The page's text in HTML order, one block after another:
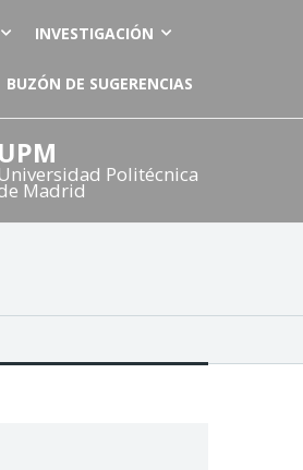
INVESTIGACIÓN
BUZÓN DE SUGERENCIAS
UPM
Politécnica
Madrid
ACTIVA)